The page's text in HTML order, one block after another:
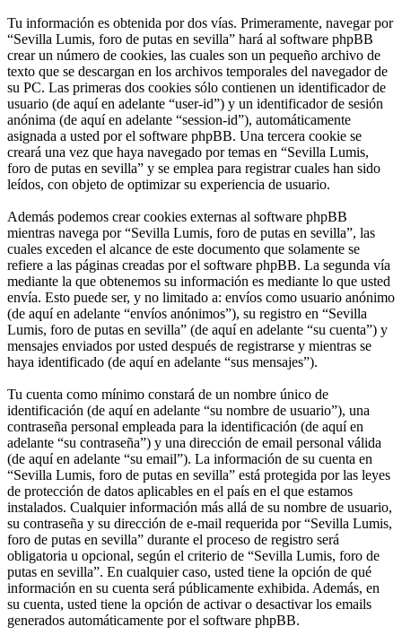
Tu información es obtenida por dos vías. Primeramente, navegar por
“Sevilla Lumis, foro de putas en sevilla” hará al software phpBB
crear un número de cookies, las cuales son un pequeño archivo de
texto que se descargan en los archivos temporales del navegador de
su PC. Las primeras dos cookies sólo contienen un identificador de
usuario (de aquí en adelante “user-id”) y un identificador de sesión
anónima (de aquí en adelante “session-id”), automáticamente
asignada a usted por el software phpBB. Una tercera cookie se
creará una vez que haya navegado por temas en “Sevilla Lumis,
foro de putas en sevilla” y se emplea para registrar cuales han sido
leídos, con objeto de optimizar su experiencia de usuario.
Además podemos crear cookies externas al software phpBB
mientras navega por “Sevilla Lumis, foro de putas en sevilla”, las
cuales exceden el alcance de este documento que solamente se
refiere a las páginas creadas por el software phpBB. La segunda vía
mediante la que obtenemos su información es mediante lo que usted
envía. Esto puede ser, y no limitado a: envíos como usuario anónimo
(de aquí en adelante “envíos anónimos”), su registro en “Sevilla
Lumis, foro de putas en sevilla” (de aquí en adelante “su cuenta”) y
mensajes enviados por usted después de registrarse y mientras se
haya identificado (de aquí en adelante “sus mensajes”).
Tu cuenta como mínimo constará de un nombre único de
identificación (de aquí en adelante “su nombre de usuario”), una
contraseña personal empleada para la identificación (de aquí en
adelante “su contraseña”) y una dirección de email personal válida
(de aquí en adelante “su email”). La información de su cuenta en
“Sevilla Lumis, foro de putas en sevilla” está protegida por las leyes
de protección de datos aplicables en el país en el que estamos
instalados. Cualquier información más allá de su nombre de usuario,
su contraseña y su dirección de e-mail requerida por “Sevilla Lumis,
foro de putas en sevilla” durante el proceso de registro será
obligatoria u opcional, según el criterio de “Sevilla Lumis, foro de
putas en sevilla”. En cualquier caso, usted tiene la opción de qué
información en su cuenta será públicamente exhibida. Además, en
su cuenta, usted tiene la opción de activar o desactivar los emails
generados automáticamente por el software phpBB.